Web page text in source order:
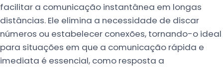
facilitar a comunicação instantânea em longas
distâncias. Ele elimina a necessidade de discar
números ou estabelecer conexões, tornando-o ideal
para situações em que a comunicação rápida e
imediata é essencial, como resposta a